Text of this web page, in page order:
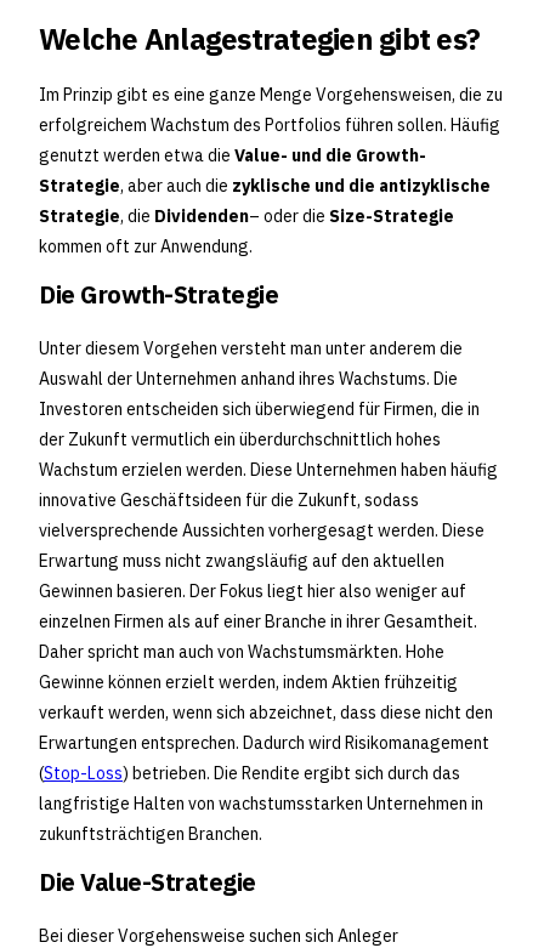
Welche Anlagestrategien gibt es?
Im Prinzip gibt es eine ganze Menge Vorgehensweisen, die zu
erfolgreichem Wachstum des Portfolios führen sollen. Häufig
genutzt werden etwa die Value- und die Growth-
Strategie, aber auch die zyklische und die antizyklische
Strategie, die Dividenden– oder die Size-Strategie
kommen oft zur Anwendung.
Die Growth-Strategie
Unter diesem Vorgehen versteht man unter anderem die
Auswahl der Unternehmen anhand ihres Wachstums. Die
Investoren entscheiden sich überwiegend für Firmen, die in
der Zukunft vermutlich ein überdurchschnittlich hohes
Wachstum erzielen werden. Diese Unternehmen haben häufig
innovative Geschäftsideen für die Zukunft, sodass
vielversprechende Aussichten vorhergesagt werden. Diese
Erwartung muss nicht zwangsläufig auf den aktuellen
Gewinnen basieren. Der Fokus liegt hier also weniger auf
einzelnen Firmen als auf einer Branche in ihrer Gesamtheit.
Daher spricht man auch von Wachstumsmärkten. Hohe
Gewinne können erzielt werden, indem Aktien frühzeitig
verkauft werden, wenn sich abzeichnet, dass diese nicht den
Erwartungen entsprechen. Dadurch wird Risikomanagement
(Stop-Loss) betrieben. Die Rendite ergibt sich durch das
langfristige Halten von wachstumsstarken Unternehmen in
zukunftsträchtigen Branchen.
Die Value-Strategie
Bei dieser Vorgehensweise suchen sich Anleger